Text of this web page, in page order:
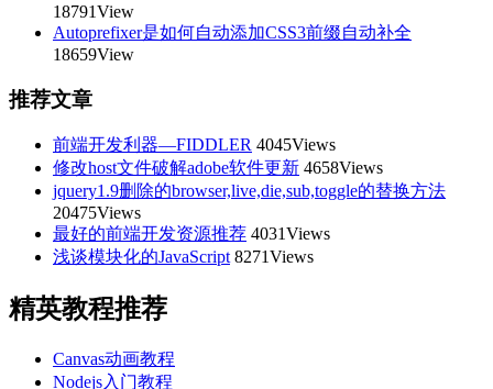
18791View
Autoprefixer是如何自动添加CSS3前缀自动补全
18659View
推荐文章
前端开发利器—FIDDLER 4045Views
修改host文件破解adobe软件更新 4658Views
jquery1.9删除的browser,live,die,sub,toggle的替换方法
20475Views
最好的前端开发资源推荐 4031Views
浅谈模块化的JavaScript 8271Views
精英教程推荐
Canvas动画教程
Nodejs入门教程